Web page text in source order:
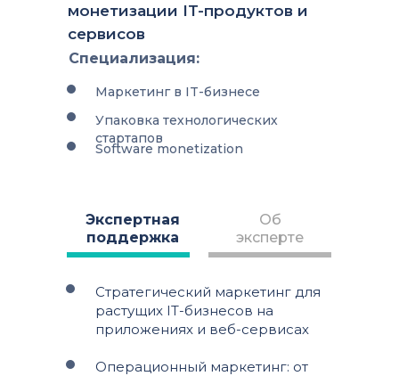
монетизации IT-продуктов и
сервисов
Специализация:
Маркетинг в IT-бизнесе
Software monetization
Стратегический маркетинг для
растущих IT-бизнесов на
приложениях и веб-сервисах
Операционный маркетинг: от
Упаковка технологических
стартапов
Экспертная
поддержка
Об
эксперте